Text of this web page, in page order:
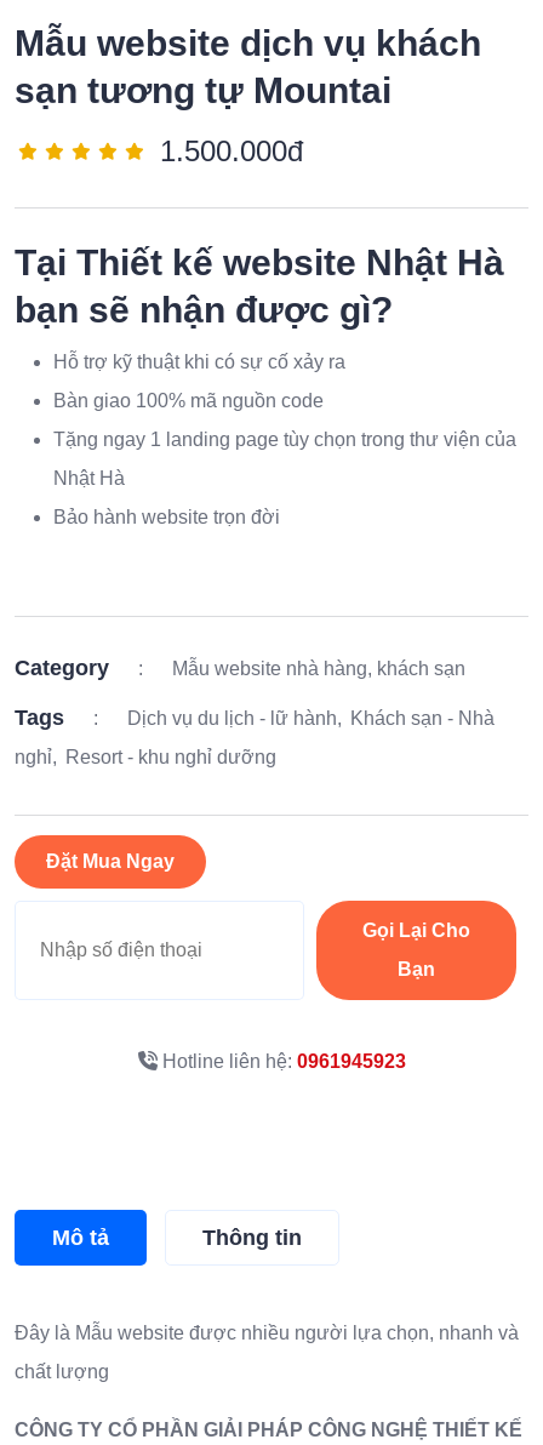
Mẫu website dịch vụ khách
sạn tương tự Mountai
1.500.000đ
Tại Thiết kế website Nhật Hà
bạn sẽ nhận được gì?
Hỗ trợ kỹ thuật khi có sự cố xảy ra
Bàn giao 100% mã nguồn code
Tặng ngay 1 landing page tùy chọn trong thư viện của
Nhật Hà
Bảo hành website trọn đời
Category : Mẫu website nhà hàng, khách sạn
Tags : Dịch vụ du lịch - lữ hành
Khách sạn - Nhà
nghỉ
Resort - khu nghỉ dưỡng
Đặt Mua Ngay
Gọi Lại Cho
Bạn
Hotline liên hệ: 0961945923
Mô tả Thông tin
Đây là Mẫu website được nhiều người lựa chọn, nhanh và
chất lượng
CÔNG TY CỔ PHẦN GIẢI PHÁP CÔNG NGHỆ THIẾT KẾ